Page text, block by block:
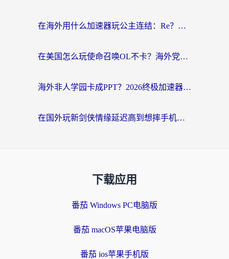
在海外用什么加速器玩公主连结：Re？老玩家亲测的稳定方案来了
在美国怎么玩使命召唤OL不卡？海外党亲测有效的国服游戏加速器指南
海外非人学园卡成PPT？2026终极加速器指南：从暗区突围到王国纪元，一篇搞定
在国外玩新剑侠情缘延迟高到想摔手机？海外玩家亲测有效的加速器选择指南
下载应用
番茄 Windows PC电脑版
番茄 macOS苹果电脑版
番茄 ios苹果手机版